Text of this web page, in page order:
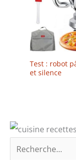
Test : robot
et silence